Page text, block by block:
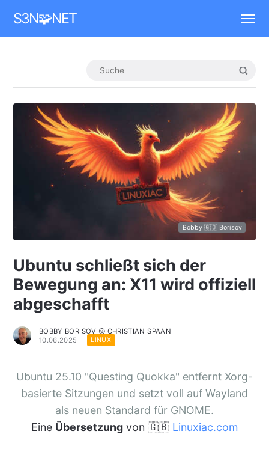
S3N🧩NET
Bobby 🇬🇧 Borisov
Ubuntu schließt sich der
Bewegung an: X11 wird offiziell
abgeschafft
BOBBY BORISOV 😛 CHRISTIAN SPAAN
10.06.2025
LINUX
Ubuntu 25.10 "Questing Quokka" entfernt Xorg-
basierte Sitzungen und setzt voll auf Wayland
als neuen Standard für GNOME.
Eine Übersetzungvon 🇬🇧 Linuxiac.com